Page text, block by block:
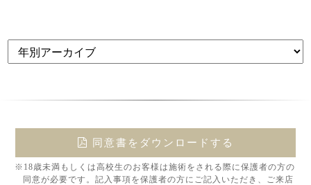
同意書をダウンロードする
※18歳未満もしくは高校生のお客様は施術をされる際に保護者の方の
同意が必要です。記入事項を保護者の方にご記入いただき、ご来店